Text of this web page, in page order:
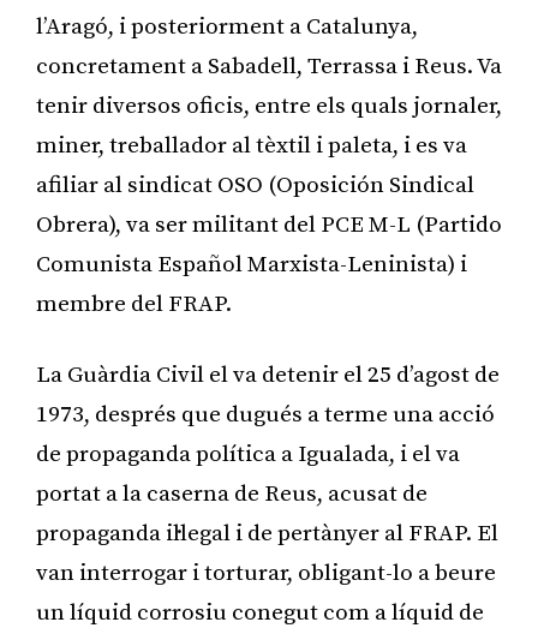
l’Aragó, i posteriorment a Catalunya,
concretament a Sabadell, Terrassa i Reus. Va
tenir diversos oficis, entre els quals jornaler,
miner, treballador al tèxtil i paleta, i es va
afiliar al sindicat OSO (Oposición Sindical
Obrera), va ser militant del PCE M-L (Partido
Comunista Español Marxista-Leninista) i
membre del FRAP.
La Guàrdia Civil el va detenir el 25 d’agost de
1973, després que dugués a terme una acció
de propaganda política a Igualada, i el va
portat a la caserna de Reus, acusat de
propaganda il·legal i de pertànyer al FRAP. El
van interrogar i torturar, obligant-lo a beure
un líquid corrosiu conegut com a líquid de